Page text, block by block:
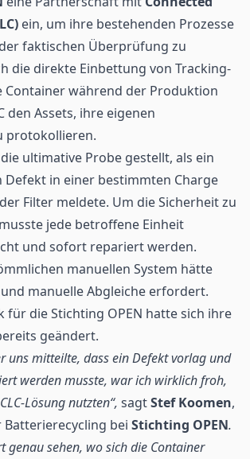
ein, um ihre bestehenden Prozesse
faktischen Überprüfung zu
die direkte Einbettung von Tracking-
Container während der Produktion
den Assets, ihre eigenen
protokollieren.
ultimative Probe gestellt, als ein
Defekt in einer bestimmten Charge
Filter meldete. Um die Sicherheit zu
jede betroffene Einheit
und sofort repariert werden.
manuellen System hätte
manuelle Abgleiche erfordert.
für die Stichting OPEN hatte sich ihre
geändert.
uns mitteilte, dass ein Defekt vorlag und
werden musste, war ich wirklich froh,
Lösung nutzten“, sagtStef Koomen,
bei Stichting OPEN.
genau sehen, wo sich die Container